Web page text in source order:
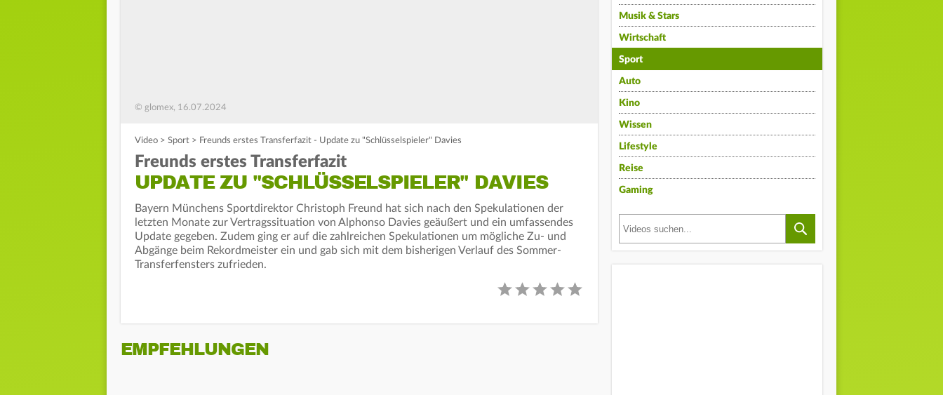
© glomex, 16.07.2024
Video > Sport > Freunds erstes Transferfazit - Update zu "Schlüsselspieler" Davies
Freunds erstes Transferfazit
UPDATE ZU "SCHLÜSSELSPIELER" DAVIES
Bayern Münchens Sportdirektor Christoph Freund hat sich nach den Spekulationen der
letzten Monate zur Vertragssituation von Alphonso Davies geäußert und ein umfassendes
Update gegeben. Zudem ging er auf die zahlreichen Spekulationen um mögliche Zu- und
Abgänge beim Rekordmeister ein und gab sich mit dem bisherigen Verlauf des Sommer-
Transferfensters zufrieden.
EMPFEHLUNGEN
Musik & Stars
Wirtschaft
Sport
Auto
Kino
Wissen
Lifestyle
Reise
Gaming